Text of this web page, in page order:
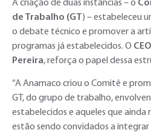
A criação de duas instâncias – o
de Trabalho (GT) – estabeleceu
o debate técnico e promover a
programas já estabelecidos. O
Pereira, reforça o papel dessa
“A Anamaco criou o Comitê e
GT, do grupo de trabalho,
estabelecidos e aqueles que
estão sendo convidados a